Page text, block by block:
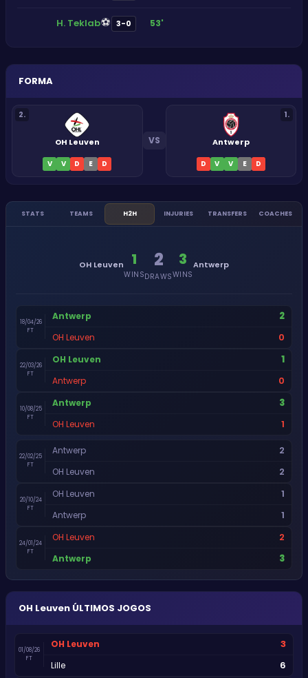
H. Teklab⚽ 3-0 53'
FORMA
2.
OH Leuven
V V D E D
VS
1.
Antwerp
D V V E D
STATS TEAMS H2H INJURIES TRANSFERS COACHES
OH Leuven 1
WINS
2
DRAWS
3
WINS
Antwerp
18/04/26
FT
Antwerp 2
OH Leuven 0
22/03/26
FT
OH Leuven 1
Antwerp 0
10/08/25
FT
Antwerp 3
OH Leuven 1
22/02/25
FT
Antwerp 2
OH Leuven 2
20/10/24
FT
OH Leuven 1
Antwerp 1
24/01/24
FT
OH Leuven 2
Antwerp 3
OH Leuven ÚLTIMOS JOGOS
01/08/26
FT
OH Leuven 3
Lille 6